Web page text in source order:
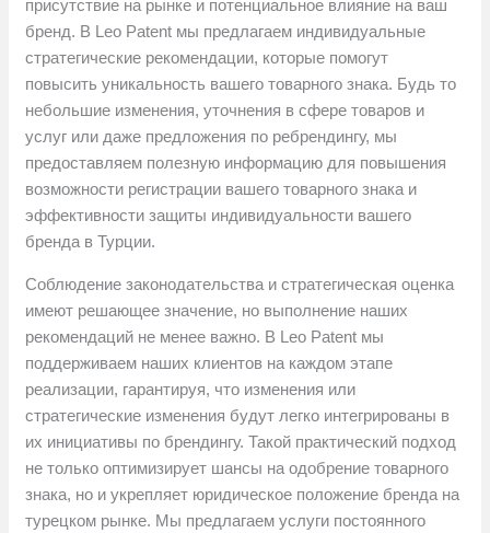
присутствие на рынке и потенциальное влияние на ваш
бренд. В Leo Patent мы предлагаем индивидуальные
стратегические рекомендации, которые помогут
повысить уникальность вашего товарного знака. Будь то
небольшие изменения, уточнения в сфере товаров и
услуг или даже предложения по ребрендингу, мы
предоставляем полезную информацию для повышения
возможности регистрации вашего товарного знака и
эффективности защиты индивидуальности вашего
бренда в Турции.
Соблюдение законодательства и стратегическая оценка
имеют решающее значение, но выполнение наших
рекомендаций не менее важно. В Leo Patent мы
поддерживаем наших клиентов на каждом этапе
реализации, гарантируя, что изменения или
стратегические изменения будут легко интегрированы в
их инициативы по брендингу. Такой практический подход
не только оптимизирует шансы на одобрение товарного
знака, но и укрепляет юридическое положение бренда на
турецком рынке. Мы предлагаем услуги постоянного